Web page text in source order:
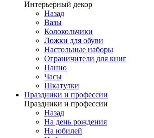
Интерьерный декор
Назад
Вазы
Колокольчики
Ложки для обуви
Настольные наборы
Ограничители для книг
Панно
Часы
Шкатулки
Праздники и профессии
Праздники и профессии
Назад
На день рождения
На юбилей